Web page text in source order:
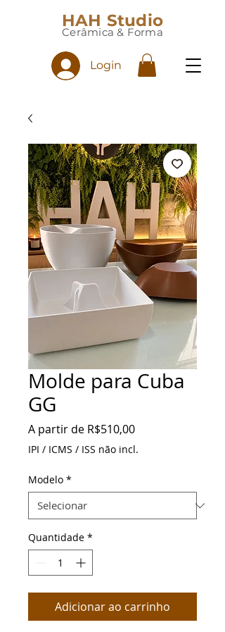
HAH Studio
Cerâmica & Forma
Login
Molde para Cuba
GG
A partir de R$510,00Preço
promocional
IPI / ICMS / ISS não incl.
Modelo *
Quantidade *
Adicionar ao carrinho